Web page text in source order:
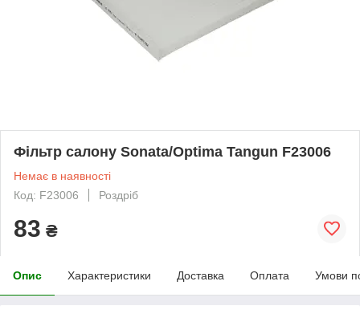
Фільтр салону Sonata/Optima Tangun F23006
Немає в наявності
Код: F23006
Роздріб
83 ₴
Опис Характеристики Доставка Оплата Умови